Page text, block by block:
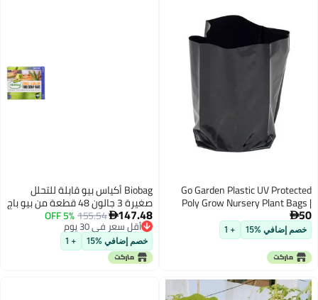
Biobag أكياس بيو قابلة للتحلل
صغيرة 3 جالون 48 قطعة من بيو باج
147.48
أقل سعر في 30 يوم
أقل سعر في 30 يوم
خصم إضافي %15